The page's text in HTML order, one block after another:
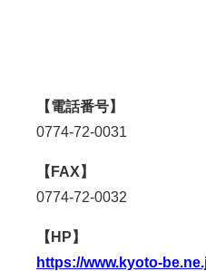
【電話番号】
0774-72-0031
【FAX】
0774-72-0032
【HP】
https://www.kyoto-